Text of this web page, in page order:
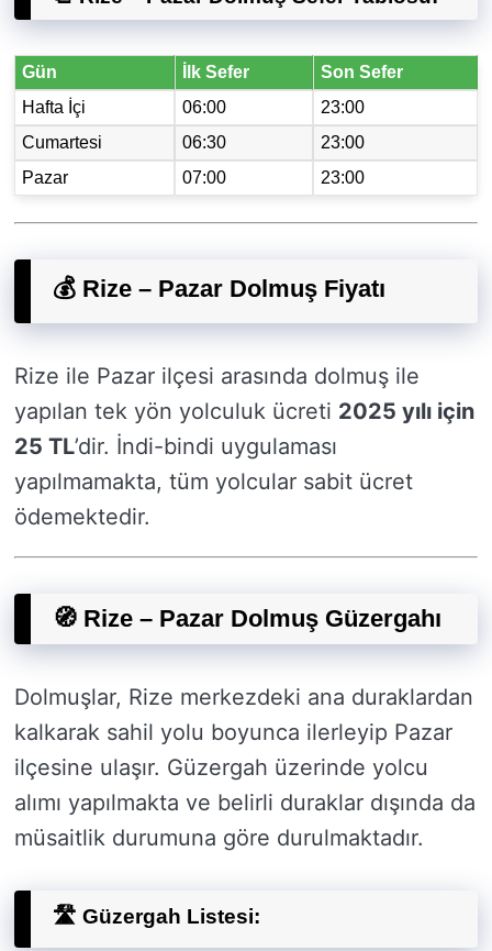
Gün İlk Sefer
Son Sefer
Hafta İçi
06:00
23:00
Cumartesi
06:30
23:00
Pazar
07:00 23:00
💰 Rize – Pazar Dolmuş Fiyatı
Rize ile Pazar ilçesi arasında dolmuş ile
yapılan tek yön yolculuk ücreti 2025 yılı için
25 TL’dir. İndi-bindi uygulaması
yapılmamakta, tüm yolcular sabit ücret
ödemektedir.
🧭 Rize – Pazar Dolmuş Güzergahı
Dolmuşlar, Rize merkezdeki ana duraklardan
kalkarak sahil yolu boyunca ilerleyip Pazar
ilçesine ulaşır. Güzergah üzerinde yolcu
alımı yapılmakta ve belirli duraklar dışında da
müsaitlik durumuna göre durulmaktadır.
🛣️ Güzergah Listesi: